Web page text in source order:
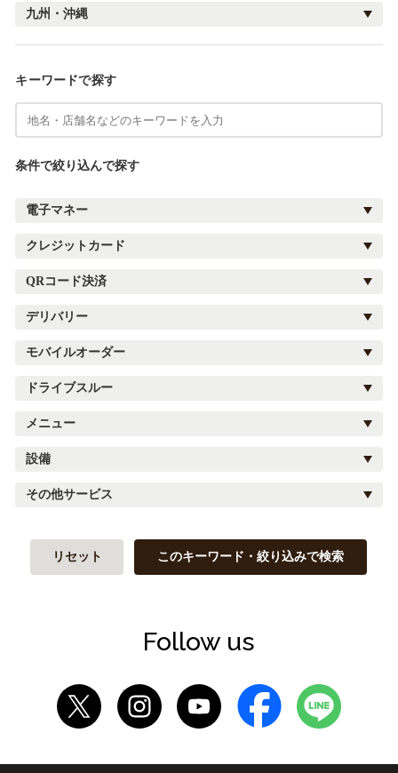
九州・沖縄
キーワードで探す
条件で絞り込んで探す
電子マネー
クレジットカード
QRコード決済
デリバリー
モバイルオーダー
ドライブスルー
メニュー
設備
その他サービス
リセット このキーワード・絞り込みで検索
Follow us